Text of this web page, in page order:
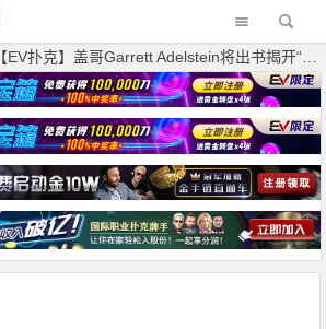
【EV扑克】盖哥Garrett Adelstein将出书揭开“J4事件”真相！时隔已三年半，这冷饭究竟还要炒多久？